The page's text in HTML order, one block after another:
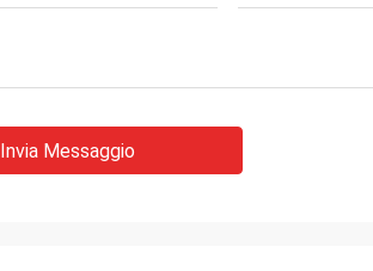
Invia Messaggio